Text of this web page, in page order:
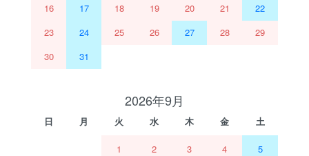
16
17 18 19 20 21
22
23
24 25 26 27 28
29
30
31
2026年9月
日 月 火 水 木 金 土
1 2 3 4 5